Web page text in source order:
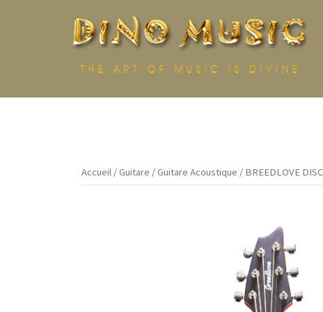
Accueil /Guitare /Guitare Acoustique / BREEDLOVE